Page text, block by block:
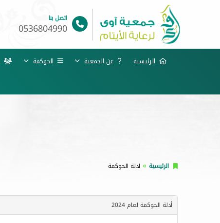
اتصل بنا
0536804990
الرئيسية عن الجمعية الحوكمة
الرئيسية ادلة الحوكمة
أدلة الحوكمة لعام 2024